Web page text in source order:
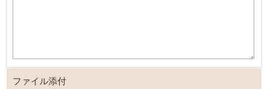
ファイル添付